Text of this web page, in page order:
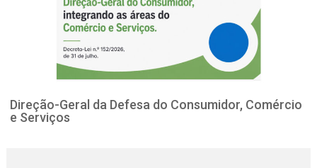
Direção-Geral da Defesa do Consumidor, Comércio
e Serviços